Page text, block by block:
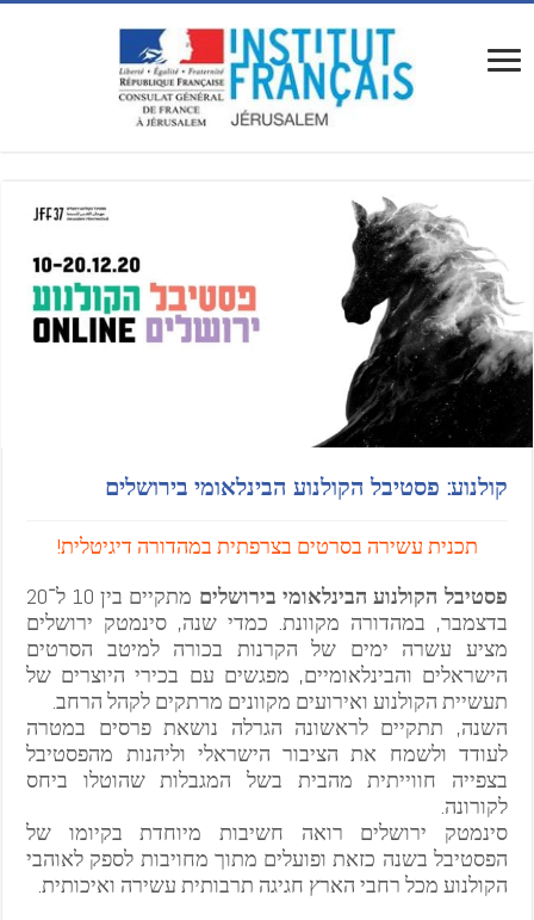
קולנוע: פסטיבל הקולנוע הבינלאומי בירושלים
תכנית עשירה בסרטים בצרפתית במהדורה דיגיטלית!
פסטיבל הקולנוע הבינלאומי בירושלים
מתקיים בין 10 ל־20
בדצמבר, במהדורה מקוונת. כמדי שנה, סינמטק ירושלים
מציע עשרה ימים של הקרנות בכורה למיטב הסרטים
הישראלים והבינלאומיים, מפגשים עם בכירי היוצרים של
תעשיית הקולנוע ואירועים מקוונים מרתקים לקהל הרחב.
השנה, תתקיים לראשונה הגרלה נושאת פרסים במטרה
לעודד ולשמח את הציבור הישראלי וליהנות מהפסטיבל
בצפייה חווייתית מהבית בשל המגבלות שהוטלו ביחס
לקורונה.
סינמטק ירושלים רואה חשיבות מיוחדת בקיומו של
הפסטיבל בשנה כזאת ופועלים מתוך מחויבות לספק לאוהבי
הקולנוע מכל רחבי הארץ חגיגה תרבותית עשירה ואיכותית.